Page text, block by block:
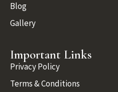
Blog
Gallery
Important Links
Privacy Policy
Terms & Conditions